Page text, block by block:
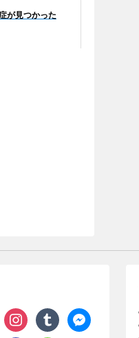
が見つかった
instagramtumblr messenger